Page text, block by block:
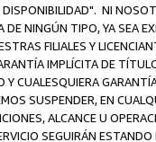
NI
NINGÚN TIPO, YA SEA
FILIALES Y
IMPLÍCITA DE
CUALESQUIERA
SUSPENDER, EN
ALCANCE U
SEGUIRÁN